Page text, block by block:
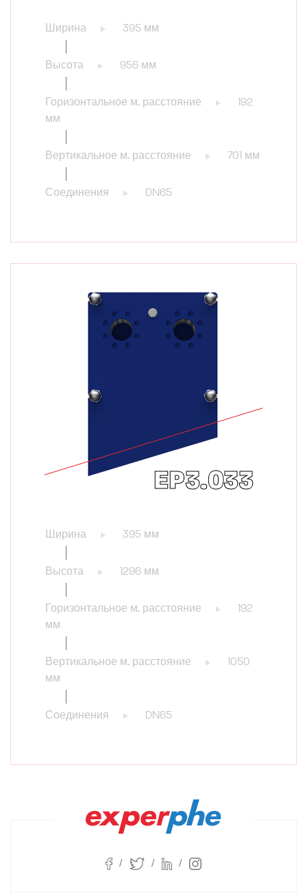
Ширина 395 мм
Высота 956 мм
Горизонтальное м. расстояние
192
мм
Вертикальное м. расстояние 701 мм
Соединения DN65
EP3.033
Ширина 395 мм
Высота 1296 мм
Горизонтальное м. расстояние
192
мм
Вертикальное м. расстояние
1050
мм
Соединения DN65